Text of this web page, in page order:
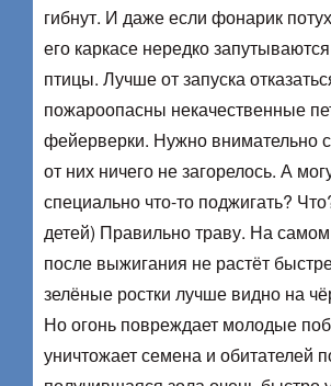
гибнут. И даже если фонарик
его каркасе нередко
птицы. Лучше от запуска
пожароопасны некачественные
фейерверки. Нужно внимательно
от них ничего не загорелось. А
специально что-то поджигать?
детей) Правильно траву. На
после выжигания не растёт
зелёные ростки лучше видно на
Но огонь повреждает молодые
уничтожает семена и обитателей